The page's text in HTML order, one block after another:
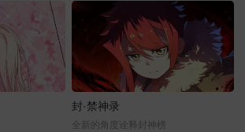
封·禁神录
全新的角度诠释封神榜